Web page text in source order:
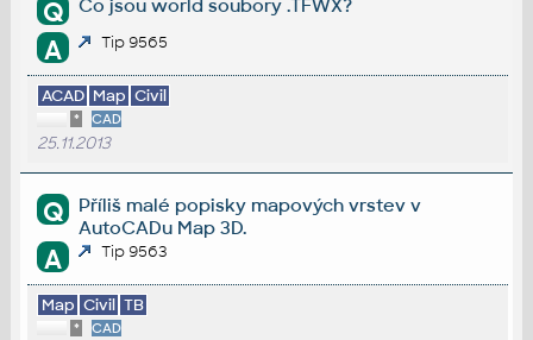
Q Co jsou world soubory .TFWX?
A Tip 9565
ACAD Map Civil
* CAD
25.11.2013
Q
Příliš malé popisky mapových vrstev v
AutoCADu Map 3D.
A Tip 9563
Map Civil TB
* CAD